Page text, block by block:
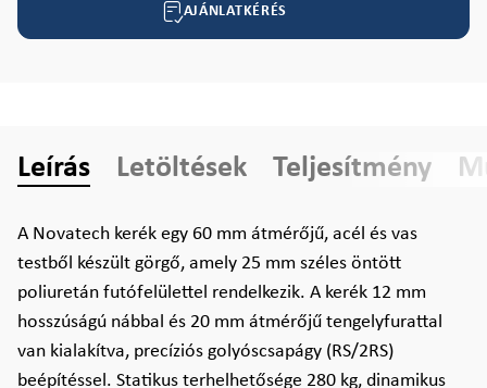
AJÁNLATKÉRÉS
Leírás Letöltések Teljesítmény
A Novatech kerék egy 60 mm átmérőjű, acél és vas
testből készült görgő, amely 25 mm széles öntött
poliuretán futófelülettel rendelkezik. A kerék 12 mm
hosszúságú nábbal és 20 mm átmérőjű tengelyfurattal
van kialakítva, precíziós golyóscsapágy (RS/2RS)
beépítéssel. Statikus terhelhetősége 280 kg, dinamikus